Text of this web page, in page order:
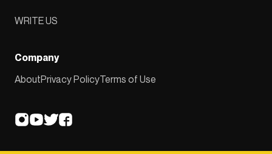
WRITE US
Company
AboutPrivacy PolicyTerms of Use